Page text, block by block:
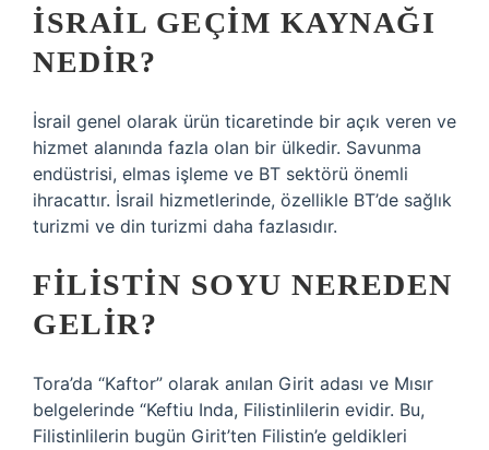
İSRAIL GEÇIM KAYNAĞI
NEDIR?
İsrail genel olarak ürün ticaretinde bir açık veren ve
hizmet alanında fazla olan bir ülkedir. Savunma
endüstrisi, elmas işleme ve BT sektörü önemli
ihracattır. İsrail hizmetlerinde, özellikle BT’de sağlık
turizmi ve din turizmi daha fazlasıdır.
FILISTIN SOYU NEREDEN
GELIR?
Tora’da “Kaftor” olarak anılan Girit adası ve Mısır
belgelerinde “Keftiu Inda, Filistinlilerin evidir. Bu,
Filistinlilerin bugün Girit’ten Filistin’e geldikleri